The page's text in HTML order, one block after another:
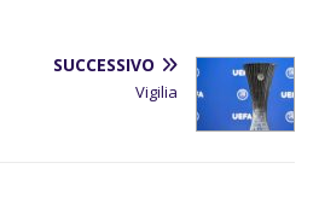
SUCCESSIVO
Vigilia